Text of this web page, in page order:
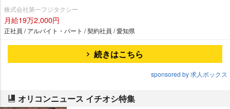
株式会社第一フジタクシー
月給19万2,000円
正社員 / アルバイト・パート / 契約社員 / 愛知県
続きはこちら
sponsored by 求人ボックス
オリコンニュース イチオシ特集